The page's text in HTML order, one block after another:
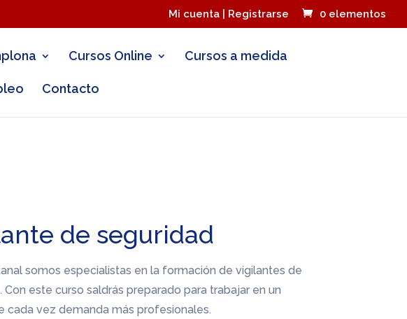
Mi cuenta | Registrarse 0 elementos
Cursos Online Cursos a medida
Contacto
de seguridad
somos especialistas en la formación de vigilantes de
Con este curso saldrás preparado para trabajar en un
cada vez demanda más profesionales.